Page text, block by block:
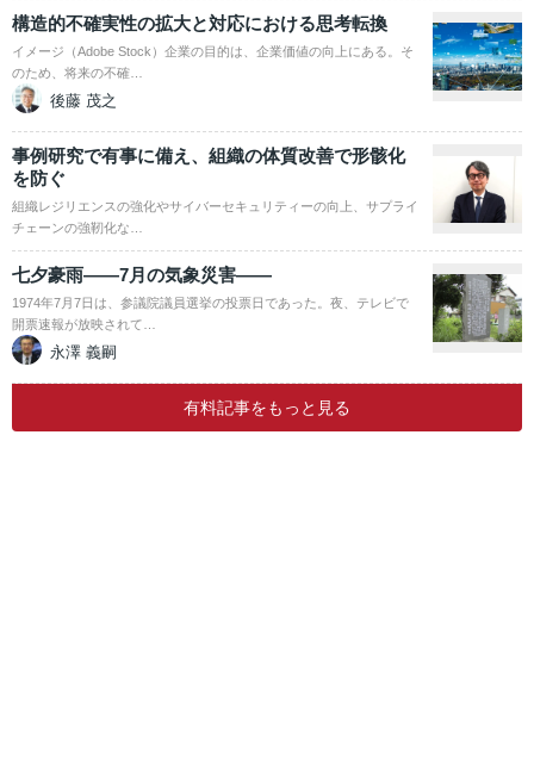
構造的不確実性の拡大と対応における思考転換
イメージ（Adobe Stock）企業の目的は、企業価値の向上にある。そ
のため、将来の不確…
後藤 茂之
事例研究で有事に備え、組織の体質改善で形骸化
を防ぐ
組織レジリエンスの強化やサイバーセキュリティーの向上、サプライ
チェーンの強靭化な…
七夕豪雨――7月の気象災害――
1974年7月7日は、参議院議員選挙の投票日であった。夜、テレビで
開票速報が放映されて…
永澤 義嗣
有料記事をもっと見る